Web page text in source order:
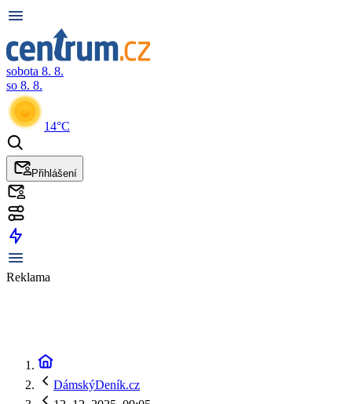
sobota 8. 8.
so 8. 8.
14°C
Přihlášení
Reklama
DámskýDeník.cz